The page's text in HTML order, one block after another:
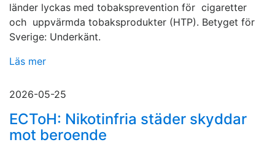
länder lyckas med tobaksprevention för cigaretter
och uppvärmda tobaksprodukter (HTP). Betyget för
Sverige: Underkänt.
Läs mer
2026-05-25
ECToH: Nikotinfria städer skyddar
mot beroende